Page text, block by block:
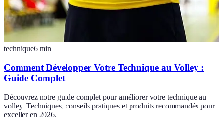
technique6 min
Comment Développer Votre Technique au Volley :
Guide Complet
Découvrez notre guide complet pour améliorer votre technique au
volley. Techniques, conseils pratiques et produits recommandés pour
exceller en 2026.